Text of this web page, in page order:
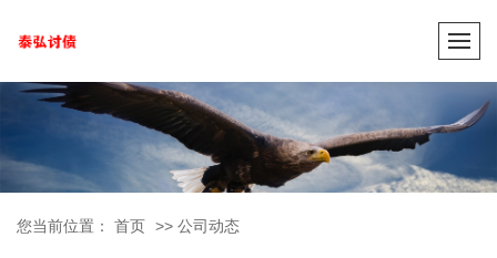
您当前位置： 首页 >> 公司动态